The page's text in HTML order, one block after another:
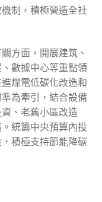
制，積極營造全社
方面，開展建筑、
數據中心等重點領
煤電低碳化改造和
為牽引，結合設備
、老舊小區改造
統籌中央預算內投
積極支持節能降碳